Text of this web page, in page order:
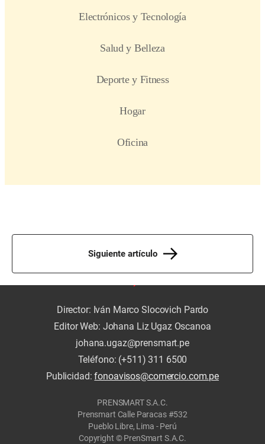
Siguiente artículo
Director: Iván Marco Slocovich Pardo
Editor Web: Johana Liz Ugaz Oscanoa
johana.ugaz@prensmart.pe
Teléfono: (+511) 311 6500
Publicidad:fonoavisos@comercio.com.pe
PRENSMART S.A.C.
Prensmart Calle Paracas #532
Pueblo Libre, Lima - Perú
Copyright © PrenSmart S.A.C.